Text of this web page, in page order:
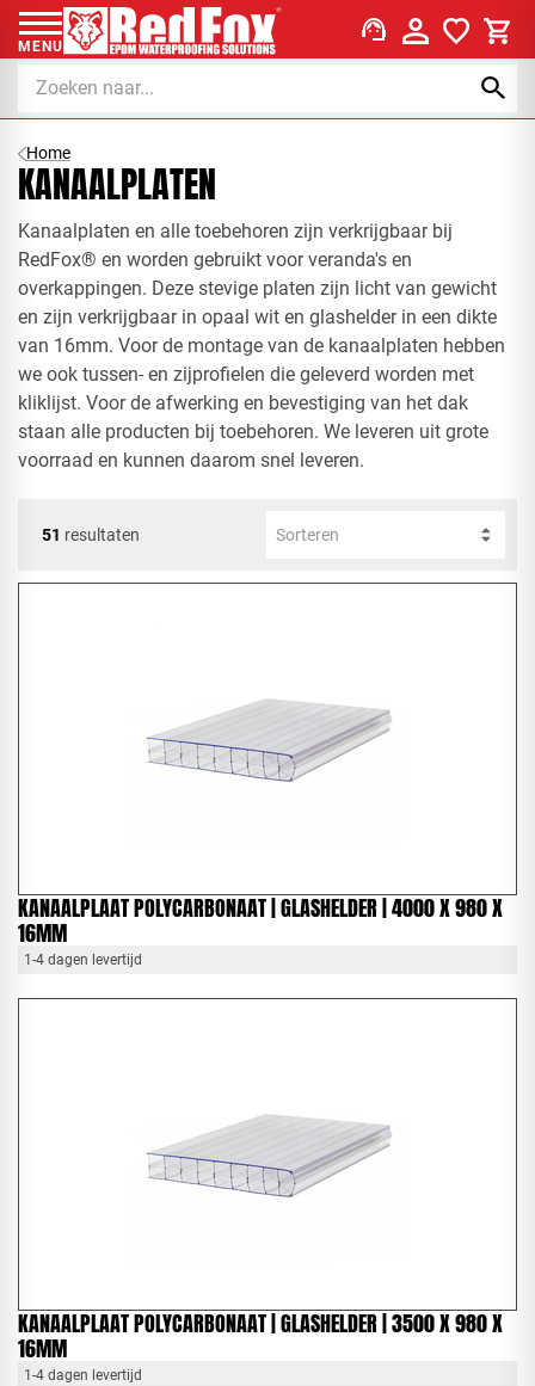
MENU support_agent
Home
KANAALPLATEN
Kanaalplaten en alle toebehoren zijn verkrijgbaar bij
RedFox® en worden gebruikt voor veranda's en
overkappingen. Deze stevige platen zijn licht van gewicht
en zijn verkrijgbaar in opaal wit en glashelder in een dikte
van 16mm. Voor de montage van de kanaalplaten hebben
we ook tussen- en zijprofielen die geleverd worden met
kliklijst. Voor de afwerking en bevestiging van het dak
staan alle producten bij toebehoren. We leveren uit grote
voorraad en kunnen daarom snel leveren.
51 resultaten Sorteren
KANAALPLAAT POLYCARBONAAT | GLASHELDER | 4000 X 980 X
16MM
1-4 dagen levertijd
KANAALPLAAT POLYCARBONAAT | GLASHELDER | 3500 X 980 X
16MM
1-4 dagen levertijd